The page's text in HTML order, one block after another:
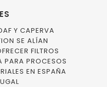
Y CAPERVA
SE ALÍAN
FILTROS
PARA PROCESOS
EN ESPAÑA